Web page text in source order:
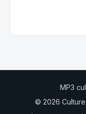
MP3
© 2026